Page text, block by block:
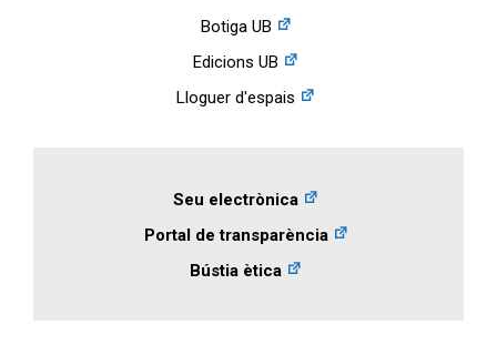
Botiga UB
Edicions UB
Lloguer d'espais
Seu electrònica
Portal de transparència
Bústia ètica